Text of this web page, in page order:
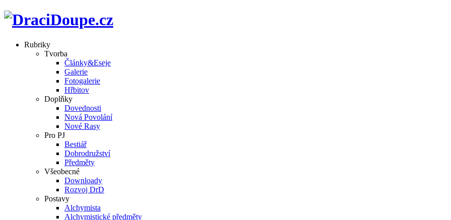
Rubriky
Tvorba
Články&Eseje
Galerie
Fotogalerie
Hřbitov
Doplňky
Dovednosti
Nová Povolání
Nové Rasy
Pro PJ
Bestiář
Dobrodružství
Předměty
Všeobecné
Downloady
Rozvoj DrD
Postavy
Alchymista
Alchymistické předměty